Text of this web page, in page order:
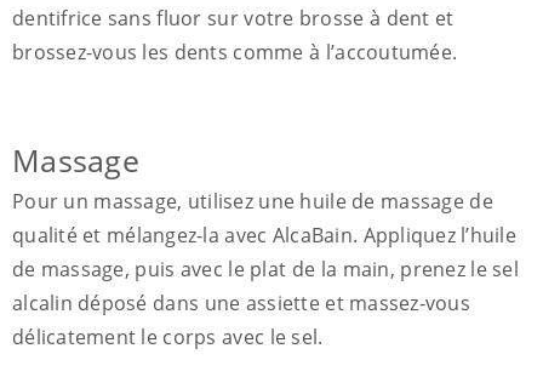
dentifrice sans fluor sur votre brosse à dent et
brossez-vous les dents comme à l’accoutumée.
Massage
Pour un massage, utilisez une huile de massage de
qualité et mélangez-la avec AlcaBain. Appliquez l’huile
de massage, puis avec le plat de la main, prenez le sel
alcalin déposé dans une assiette et massez-vous
délicatement le corps avec le sel.